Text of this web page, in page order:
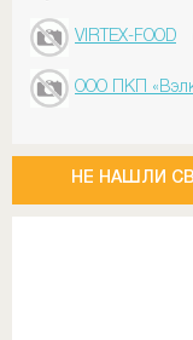
VIRTEX-FOOD
ООО ПКП
НЕ НАШЛИ